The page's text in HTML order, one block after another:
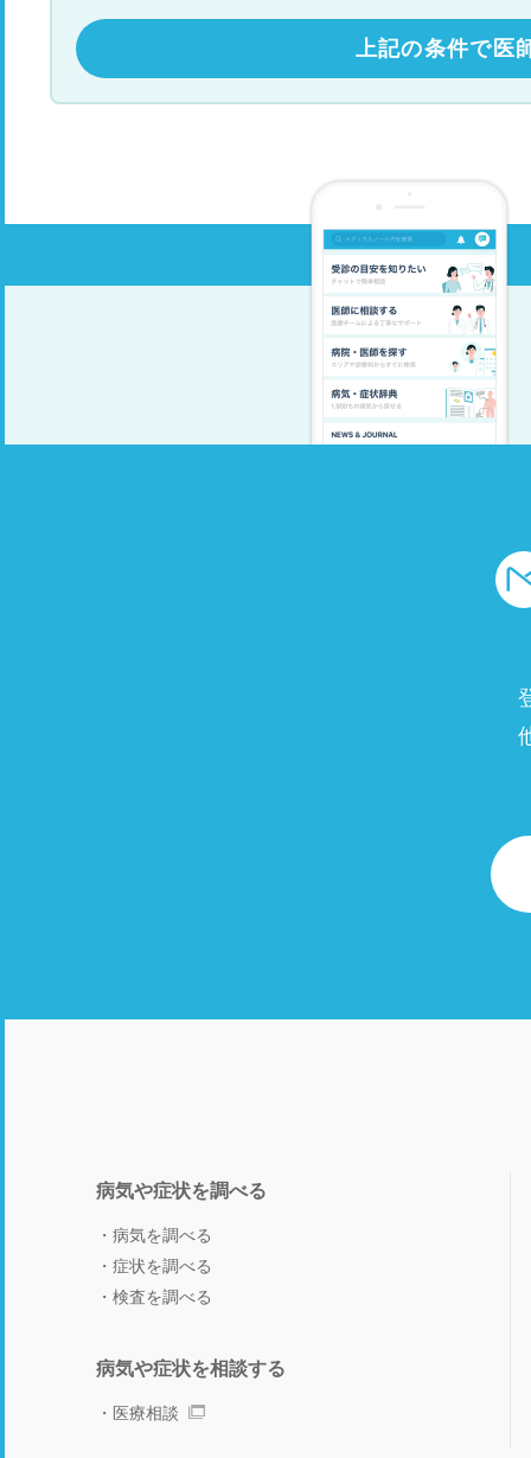
上記の条件で医
病気や症状を調べる
病気を調べる
症状を調べる
検査を調べる
病気や症状を相談する
医療相談